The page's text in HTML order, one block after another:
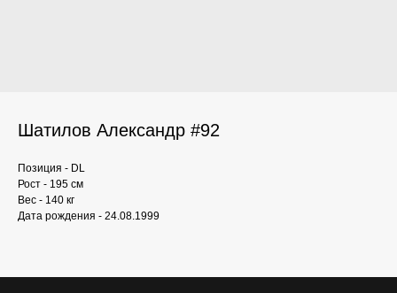
Шатилов Александр #92
Позиция - DL
Рост - 195 см
Вес - 140 кг
Дата рождения - 24.08.1999